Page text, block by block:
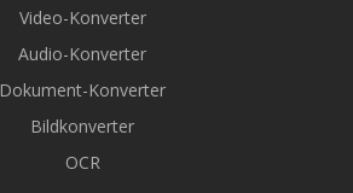
Video-Konverter
Audio-Konverter
Dokument-Konverter
Bildkonverter
OCR